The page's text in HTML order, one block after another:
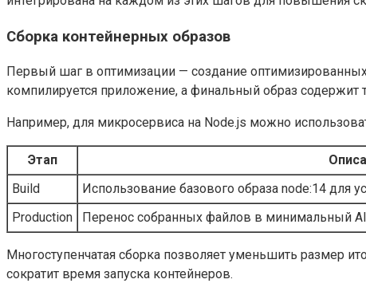
Сборка контейнерных образов
Первый шаг в оптимизации — создание
компилируется приложение, а финальный образ
Например, для микросервиса на Node.js можно
Этап
Build
Использование базового образа node:14 для
Production
Перенос собранных файлов в минимальный
Многоступенчатая сборка позволяет уменьшить размер
сократит время запуска контейнеров.